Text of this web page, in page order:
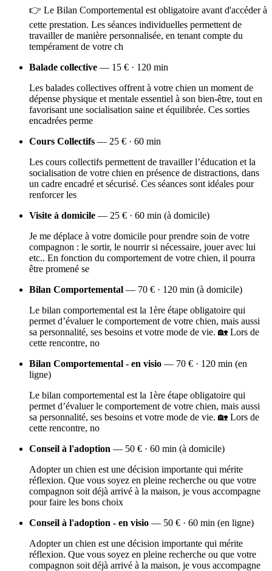
👉 Le Bilan Comportemental est obligatoire avant d'accéder à
cette prestation. Les séances individuelles permettent de
travailler de manière personnalisée, en tenant compte du
tempérament de votre ch
Balade collective — 15 € · 120 min
Les balades collectives offrent à votre chien un moment de
dépense physique et mentale essentiel à son bien-être, tout en
favorisant une socialisation saine et équilibrée. Ces sorties
encadrées perme
Cours Collectifs — 25 € · 60 min
Les cours collectifs permettent de travailler l’éducation et la
socialisation de votre chien en présence de distractions, dans
un cadre encadré et sécurisé. Ces séances sont idéales pour
renforcer les
Visite à domicile — 25 € · 60 min (à domicile)
Je me déplace à votre domicile pour prendre soin de votre
compagnon : le sortir, le nourrir si nécessaire, jouer avec lui
etc.. En fonction du comportement de votre chien, il pourra
être promené se
Bilan Comportemental — 70 € · 120 min (à domicile)
Le bilan comportemental est la 1ère étape obligatoire qui
permet d’évaluer le comportement de votre chien, mais aussi
sa personnalité, ses besoins et votre mode de vie. 🏡 Lors de
cette rencontre, no
Bilan Comportemental - en visio — 70 € · 120 min (en
ligne)
Le bilan comportemental est la 1ère étape obligatoire qui
permet d’évaluer le comportement de votre chien, mais aussi
sa personnalité, ses besoins et votre mode de vie. 🏡 Lors de
cette rencontre, no
Conseil à l'adoption — 50 € · 60 min (à domicile)
Adopter un chien est une décision importante qui mérite
réflexion. Que vous soyez en pleine recherche ou que votre
compagnon soit déjà arrivé à la maison, je vous accompagne
pour faire les bons choix
Conseil à l'adoption - en visio — 50 € · 60 min (en ligne)
Adopter un chien est une décision importante qui mérite
réflexion. Que vous soyez en pleine recherche ou que votre
compagnon soit déjà arrivé à la maison, je vous accompagne